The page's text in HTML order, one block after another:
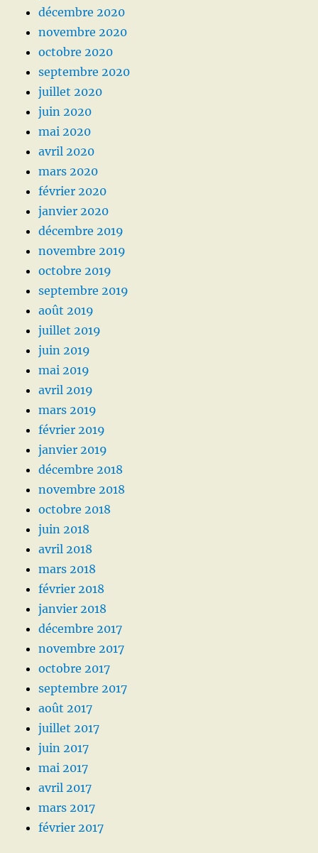
décembre 2020
novembre 2020
octobre 2020
septembre 2020
juillet 2020
juin 2020
mai 2020
avril 2020
mars 2020
février 2020
janvier 2020
décembre 2019
novembre 2019
octobre 2019
septembre 2019
août 2019
juillet 2019
juin 2019
mai 2019
avril 2019
mars 2019
février 2019
janvier 2019
décembre 2018
novembre 2018
octobre 2018
juin 2018
avril 2018
mars 2018
février 2018
janvier 2018
décembre 2017
novembre 2017
octobre 2017
septembre 2017
août 2017
juillet 2017
juin 2017
mai 2017
avril 2017
mars 2017
février 2017